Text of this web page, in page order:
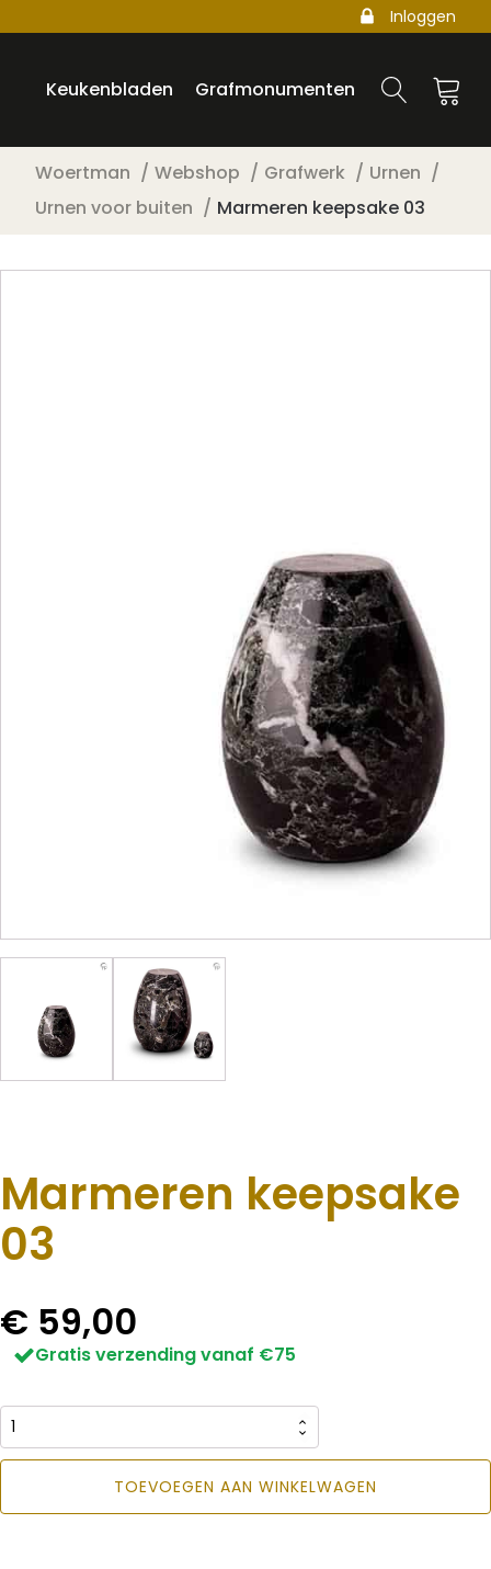
Inloggen
Keukenbladen Grafmonumenten
Woertman Webshop Grafwerk
Urnen
Urnen voor buiten
Marmeren keepsake 03
Marmeren keepsake
03
€ 59,00
Gratis verzending vanaf €75
Marmeren
keepsake
TOEVOEGEN AAN WINKELWAGEN